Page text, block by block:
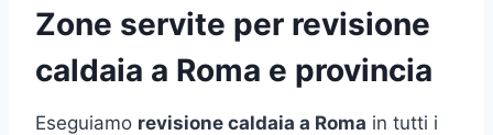
Zone servite per revisione
caldaia a Roma e provincia
Eseguiamo revisione caldaia a Roma in tutti i